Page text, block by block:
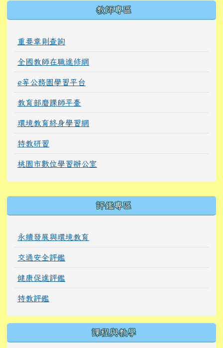
教師專區
重要章則查詢
全國教師在職進修網
e等公務園學習平台
教育部磨課師平臺
環境教育終身學習網
特教研習
桃園市數位學習辦公室
評鑑專區
永續發展與環境教育
交通安全評鑑
健康促進評鑑
特教評鑑
課程與教學